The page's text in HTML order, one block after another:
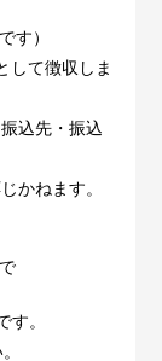
す）
して徴収しま
込先・振込
かねます。
す。